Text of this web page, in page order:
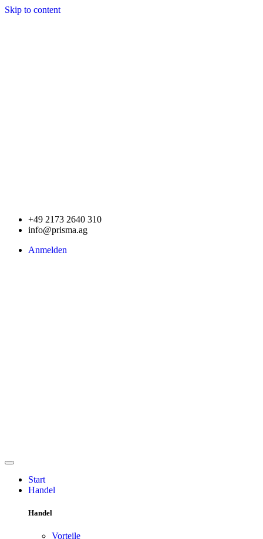
Skip to content
+49 2173 2640 310
info@prisma.ag
Anmelden
Start
Handel
Handel
Vorteile